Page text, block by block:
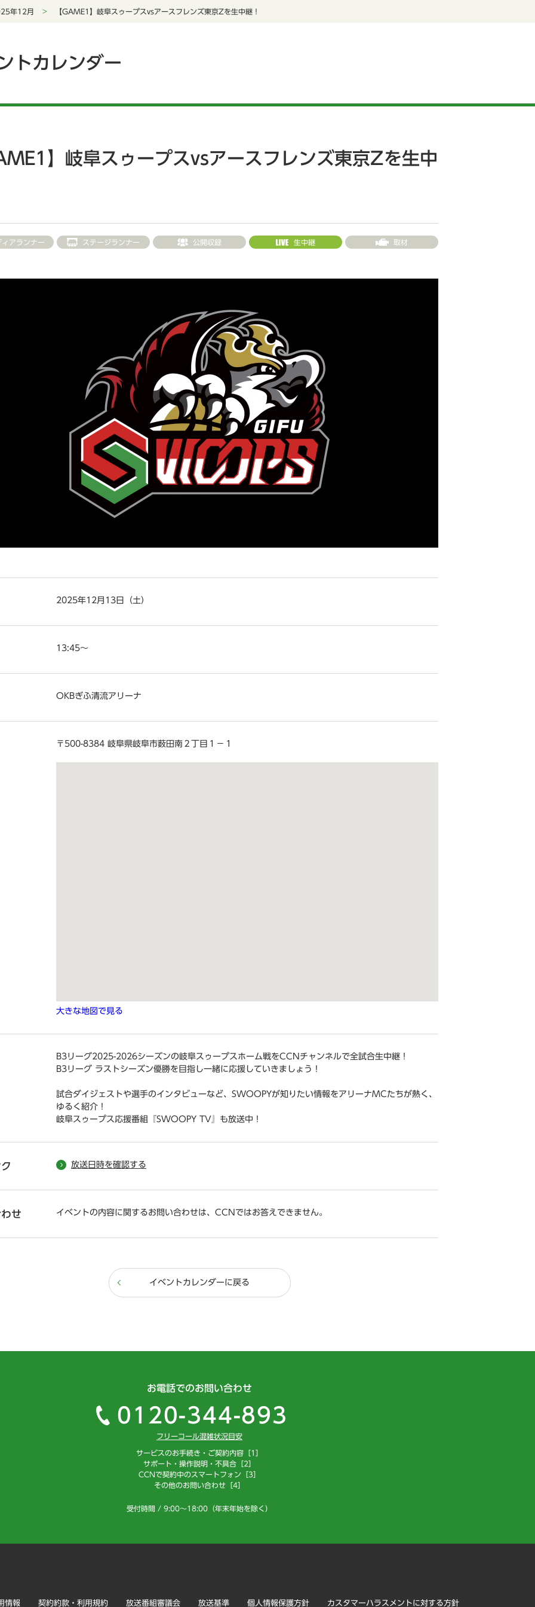
年12月 【GAME1】岐阜スゥープスvsアースフレンズ東京Zを生中継！
トカレンダー
】岐阜スゥープスvsアースフレンズ東京Zを生中
ィアランナー ステージランナー 公開収録 生中継 取材
2025年12月13日（土）
13:45～
OKBぎふ清流アリーナ
〒500-8384 岐阜県岐阜市薮田南２丁目１−１
大きな地図で見る
B3リーグ2025-2026シーズンの岐阜スゥープスホーム戦をCCNチャンネルで全試合生中継！
B3リーグ ラストシーズン優勝を目指し一緒に応援していきましょう！
試合ダイジェストや選手のインタビューなど、SWOOPYが知りたい情報をアリーナMCたちが熱く、
ゆるく紹介！
岐阜スゥープス応援番組『SWOOPY TV』も放送中！
放送日時を確認する
せ イベントの内容に関するお問い合わせは、CCNではお答えできません。
イベントカレンダーに戻る
お電話でのお問い合わせ
0120-344-893
フリーコール混雑状況目安
サービスのお手続き・ご契約内容［1］
サポート・操作説明・不具合［2］
CCNで契約中のスマートフォン［3］
その他のお問い合わせ［4］
受付時間 / 9:00～18:00（年末年始を除く）
情報 契約約款・利用規約 放送番組審議会 放送基準 個人情報保護方針 カスタマーハラスメントに対する方針